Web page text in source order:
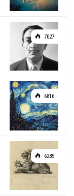
7027
6816
6285